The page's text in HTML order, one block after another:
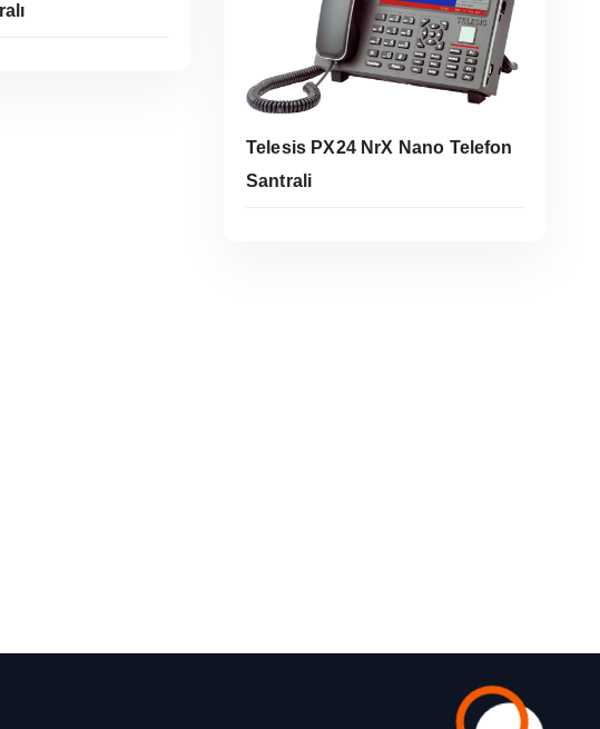
Telesis PX24 NrX Nano Telefon
Santrali